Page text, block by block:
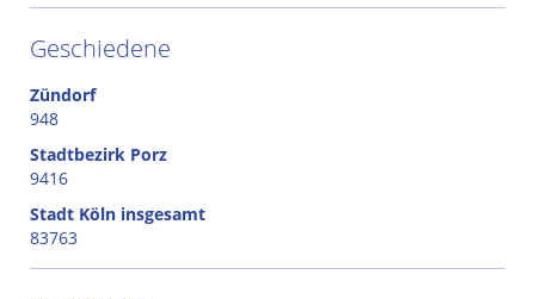
Geschiedene
Zündorf
948
Stadtbezirk Porz
9416
Stadt Köln insgesamt
83763